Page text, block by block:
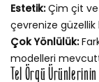
Estetik:Çim çit ve
çevrenize güzellik
Çok Yönlülük:
modelleri
Tel Örgü